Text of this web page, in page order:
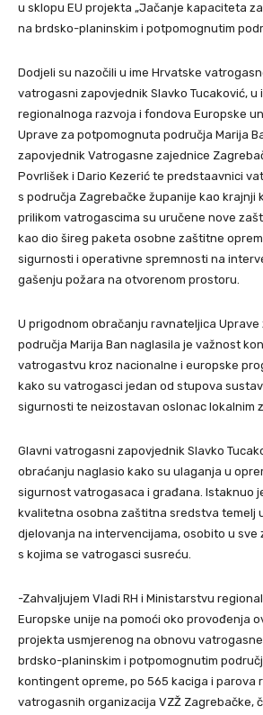
u sklopu EU projekta „Jačanje kapaciteta
na brdsko-planinskim i potpomognutim
Dodjeli su nazočili u ime Hrvatske
vatrogasni zapovjednik Slavko Tucaković, u
regionalnoga razvoja i fondova Europske
Uprave za potpomognuta područja Marija
zapovjednik Vatrogasne zajednice
Povrlišek i Dario Kezerić te predstaavnici
s područja Zagrebačke županije kao krajnji
prilikom vatrogascima su uručene nove
kao dio šireg paketa osobne zaštitne
sigurnosti i operativne spremnosti na
gašenju požara na otvorenom prostoru.
U prigodnom obračanju ravnateljica
područja Marija Ban naglasila je važnost
vatrogastvu kroz nacionalne i europske
kako su vatrogasci jedan od stupova
sigurnosti te neizostavan oslonac lokalnim
Glavni vatrogasni zapovjednik Slavko
obraćanju naglasio kako su ulaganja u
sigurnost vatrogasaca i građana. Istaknuo
kvalitetna osobna zaštitna sredstva temelj
djelovanja na intervencijama, osobito u sve
s kojima se vatrogasci susreću.
-Zahvaljujem Vladi RH i Ministarstvu
Europske unije na pomoći oko provođenja
projekta usmjerenog na obnovu
brdsko-planinskim i potpomognutim
kontingent opreme, po 565 kaciga i parova
vatrogasnih organizacija VZŽ Zagrebačke,